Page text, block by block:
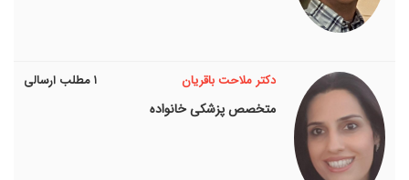
دکتر ملاحت باقریان ۱ مطلب ارسالی
متخصص پزشکی خانواده